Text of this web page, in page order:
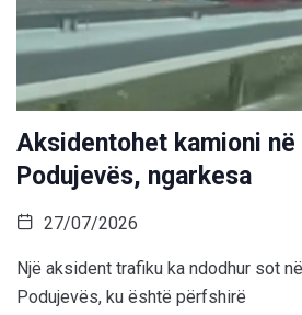
Aksidentohet kamioni në
Podujevës, ngarkesa
27/07/2026
Një aksident trafiku ka ndodhur sot
Podujevës, ku është përfshirë